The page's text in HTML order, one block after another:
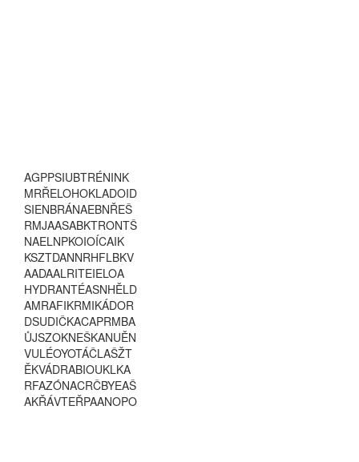
AGPPSIUBTRÉNINK
MRŘELOHOKLADOID
SIENBRÁNAEBNŘEŠ
RMJAASABKTRONTŠ
NAELNPKOIOÍCAIK
KSZTDANNRHFLBKV
AADAALRITEIELOA
HYDRANTÉASNHĚLD
AMRAFIKRMIKÁDOR
DSUDIČKACAPRMBA
ŮJSZOKNEŠKANUĚN
VULÉOYOTÁČLAŠŽT
ĚKVÁDRABIOUKLKA
RFAZÓNACRČBYEAŠ
AKŘÁVTEŘPAANOPO